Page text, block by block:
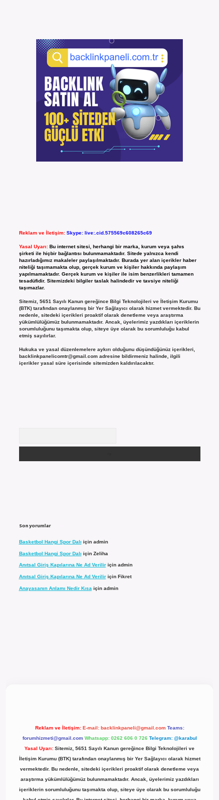
Reklam ve İletişim: Skype: live:.cid.575569c608265c69
Yasal Uyarı: Bu internet sitesi, herhangi bir marka, kurum veya şahıs
şirketi ile hiçbir bağlantısı bulunmamaktadır. Sitede yalnızca kendi
hazırladığımız makaleler paylaşılmaktadır. Burada yer alan içerikler haber
niteliği taşımamakta olup, gerçek kurum ve kişiler hakkında paylaşım
yapılmamaktadır. Gerçek kurum ve kişiler ile isim benzerlikleri tamamen
tesadüfidir. Sitemizdeki bilgiler taslak halindedir ve tavsiye niteliği
taşımazlar.
Sitemiz, 5651 Sayılı Kanun gereğince Bilgi Teknolojileri ve İletişim Kurumu
(BTK) tarafından onaylanmış bir Yer Sağlayıcı olarak hizmet vermektedir. Bu
nedenle, sitedeki içerikleri proaktif olarak denetleme veya araştırma
yükümlülüğümüz bulunmamaktadır. Ancak, üyelerimiz yazdıkları içeriklerin
sorumluluğunu taşımakta olup, siteye üye olarak bu sorumluluğu kabul
etmiş sayılırlar.
Hukuka ve yasal düzenlemelere aykırı olduğunu düşündüğünüz içerikleri,
backlinkpanelicomtr@gmail.comadresine bildirmeniz halinde, ilgili
içerikler yasal süre içerisinde sitemizden kaldırılacaktır.
Son yorumlar
Basketbol Hangi Spor Dalı için admin
Basketbol Hangi Spor Dalı için Zeliha
Anıtsal Giriş Kapılarına Ne Ad Veriliriçin admin
Anıtsal Giriş Kapılarına Ne Ad Veriliriçin Fikret
Anayasanın Anlamı Nedir Kısa için admin
Reklam ve İletişim: E-mail: backlinkpaneli@gmail.com Teams:
forumhizmeti@gmail.com Whatsapp: 0262 606 0 726 Telegram: @karabul
Yasal Uyarı: Sitemiz, 5651 Sayılı Kanun gereğince Bilgi Teknolojileri ve
İletişim Kurumu (BTK) tarafından onaylanmış bir Yer Sağlayıcı olarak hizmet
vermektedir. Bu nedenle, sitedeki içerikleri proaktif olarak denetleme veya
araştırma yükümlülüğümüz bulunmamaktadır. Ancak, üyelerimiz yazdıkları
içeriklerin sorumluluğunu taşımakta olup, siteye üye olarak bu sorumluluğu